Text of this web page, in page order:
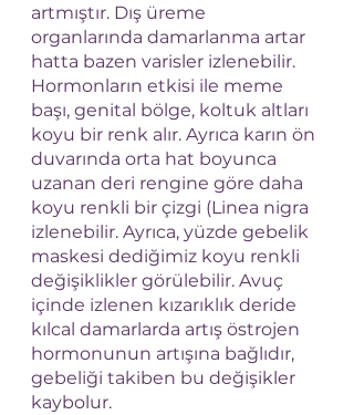
artmıştır. Dış üreme
organlarında damarlanma artar
hatta bazen varisler izlenebilir.
Hormonların etkisi ile meme
başı, genital bölge, koltuk altları
koyu bir renk alır. Ayrıca karın ön
duvarında orta hat boyunca
uzanan deri rengine göre daha
koyu renkli bir çizgi (Linea nigra
izlenebilir. Ayrıca, yüzde gebelik
maskesi dediğimiz koyu renkli
değişiklikler görülebilir. Avuç
içinde izlenen kızarıklık deride
kılcal damarlarda artış östrojen
hormonunun artışına bağlıdır,
gebeliği takiben bu değişikler
kaybolur.